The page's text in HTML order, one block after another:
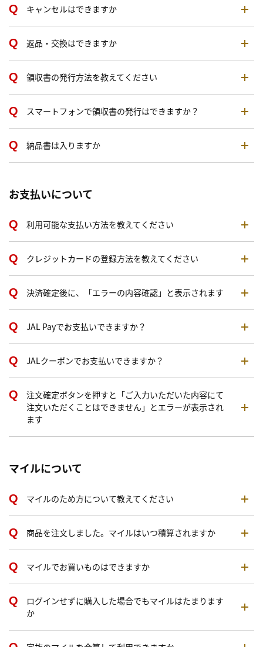
キャンセルはできますか
返品・交換はできますか
領収書の発行方法を教えてください
スマートフォンで領収書の発行はできますか？
納品書は入りますか
お支払いについて
利用可能な支払い方法を教えてください
クレジットカードの登録方法を教えてください
決済確定後に、「エラーの内容確認」と表示されます
JAL Payでお支払いできますか？
JALクーポンでお支払いできますか？
注文確定ボタンを押すと「ご入力いただいた内容にて
注文いただくことはできません」とエラーが表示され
ます
マイルについて
マイルのため方について教えてください
商品を注文しました。マイルはいつ積算されますか
マイルでお買いものはできますか
ログインせずに購入した場合でもマイルはたまります
か